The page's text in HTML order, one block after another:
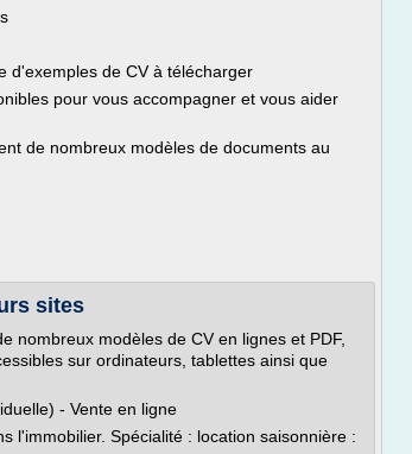
d'exemples de CV à télécharger
pour vous accompagner et vous aider
de nombreux modèles de documents au
sites
nombreux modèles de CV en lignes et PDF,
sur ordinateurs, tablettes ainsi que
- Vente en ligne
l'immobilier. Spécialité : location saisonnière :